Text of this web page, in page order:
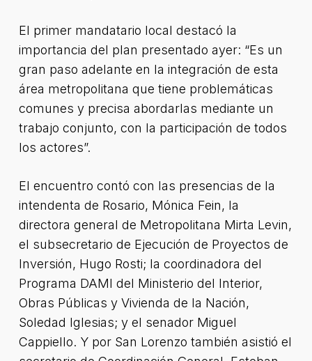
El primer mandatario local destacó la
importancia del plan presentado ayer: “Es un
gran paso adelante en la integración de esta
área metropolitana que tiene problemáticas
comunes y precisa abordarlas mediante un
trabajo conjunto, con la participación de todos
los actores”.
El encuentro contó con las presencias de la
intendenta de Rosario, Mónica Fein, la
directora general de Metropolitana Mirta Levin,
el subsecretario de Ejecución de Proyectos de
Inversión, Hugo Rosti; la coordinadora del
Programa DAMI del Ministerio del Interior,
Obras Públicas y Vivienda de la Nación,
Soledad Iglesias; y el senador Miguel
Cappiello. Y por San Lorenzo también asistió el